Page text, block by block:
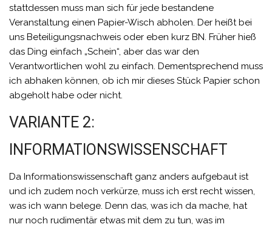
stattdessen muss man sich für jede bestandene
Veranstaltung einen Papier-Wisch abholen. Der heißt bei
uns Beteiligungsnachweis oder eben kurz BN. Früher hieß
das Ding einfach „Schein“, aber das war den
Verantwortlichen wohl zu einfach. Dementsprechend muss
ich abhaken können, ob ich mir dieses Stück Papier schon
abgeholt habe oder nicht.
VARIANTE 2:
INFORMATIONSWISSENSCHAFT
Da Informationswissenschaft ganz anders aufgebaut ist
und ich zudem noch verkürze, muss ich erst recht wissen,
was ich wann belege. Denn das, was ich da mache, hat
nur noch rudimentär etwas mit dem zu tun, was im